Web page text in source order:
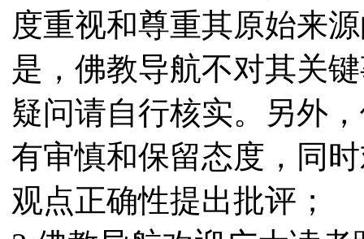
度重视和尊重其原始来
是，佛教导航不对其关
疑问请自行核实。另外
有审慎和保留态度，同
观点正确性提出批评；